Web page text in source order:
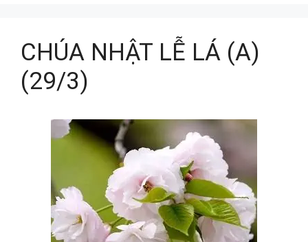
CHÚA NHẬT LỄ LÁ (A)
(29/3)